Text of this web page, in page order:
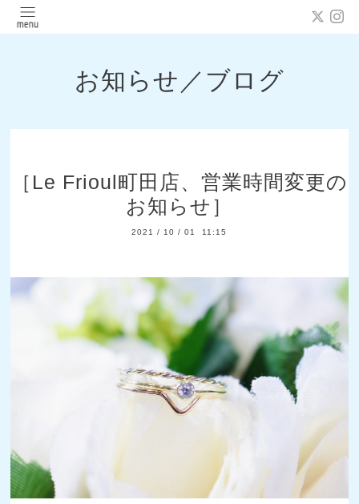
お知らせ／ブログ
［Le Frioul町田店、営業時間変更の
お知らせ］
2021 / 10 /01 11:15